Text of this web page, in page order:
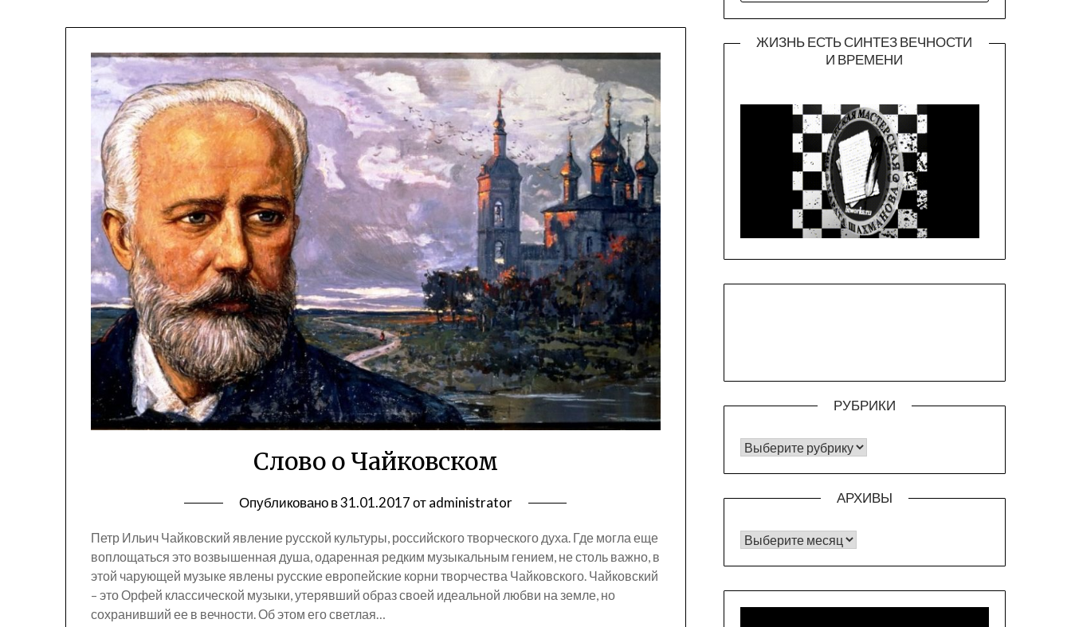
Слово о Чайковском
Опубликовано в31.01.2017отadministrator
Петр Ильич Чайковский явление русской культуры, российского творческого духа. Где могла еще
воплощаться это возвышенная душа, одаренная редким музыкальным гением, не столь важно, в
этой чарующей музыке явлены русские европейские корни творчества Чайковского. Чайковский
– это Орфей классической музыки, утерявший образ своей идеальной любви на земле, но
сохранивший ее в вечности. Об этом его светлая…
ЖИЗНЬ ЕСТЬ СИНТЕЗ ВЕЧНОСТИ
И ВРЕМЕНИ
РУБРИКИ
РУБРИКИ
АРХИВЫ
Архивы